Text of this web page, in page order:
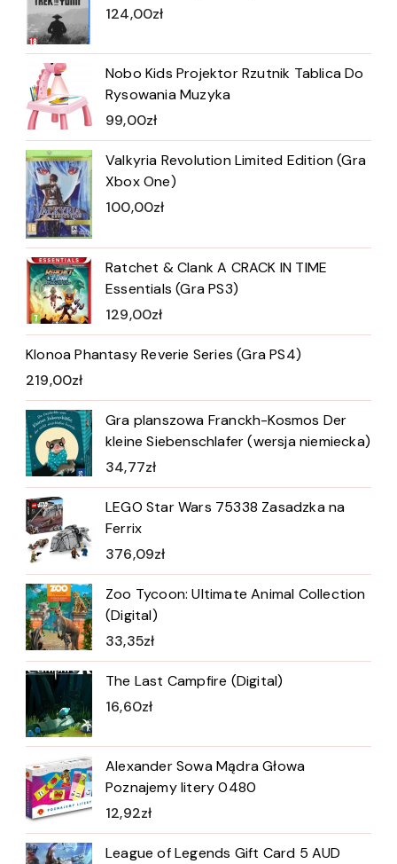
124,00zł
Nobo Kids Projektor Rzutnik Tablica Do
Rysowania Muzyka
99,00zł
Valkyria Revolution Limited Edition (Gra
Xbox One)
100,00zł
Ratchet & Clank A CRACK IN TIME
Essentials (Gra PS3)
129,00zł
Klonoa Phantasy Reverie Series (Gra PS4)
219,00zł
Gra planszowa Franckh-Kosmos Der
kleine Siebenschlafer (wersja niemiecka)
34,77zł
LEGO Star Wars 75338 Zasadzka na
Ferrix
376,09zł
Zoo Tycoon: Ultimate Animal Collection
(Digital)
33,35zł
The Last Campfire (Digital)
16,60zł
Alexander Sowa Mądra Głowa
Poznajemy litery 0480
12,92zł
League of Legends Gift Card 5 AUD